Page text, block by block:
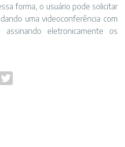
forma, o usuário pode solicitar
uma videoconferência com
eletronicamente os